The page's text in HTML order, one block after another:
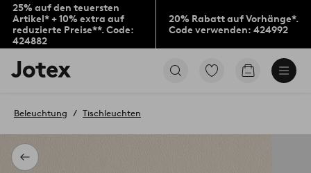
25% auf den teuersten
Artikel* + 10% extra auf
reduzierte Preise**. Code:
424882
20% Rabatt auf Vorhänge*.
Code verwenden: 424992
Jotex-
Logo
Startseite
Zu
Produkten
Zum
Zurück
Beleuchtung Tischleuchten